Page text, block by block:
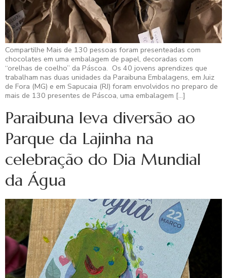
Compartilhe Mais de 130 pessoas foram presenteadas com
chocolates em uma embalagem de papel, decoradas com
“orelhas de coelho” da Páscoa. Os 40 jovens aprendizes que
trabalham nas duas unidades da Paraibuna Embalagens, em Juiz
de Fora (MG) e em Sapucaia (RJ) foram envolvidos no preparo de
mais de 130 presentes de Páscoa, uma embalagem […]
Paraibuna leva diversão ao
Parque da Lajinha na
celebração do Dia Mundial
da Água